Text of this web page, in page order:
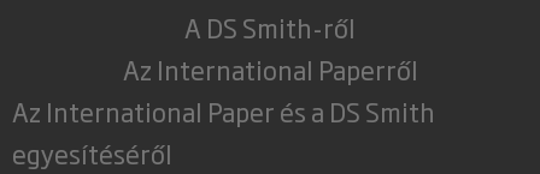
A DS Smith-ről
Az International Paperről
Az International Paper és a DS Smith
egyesítéséről